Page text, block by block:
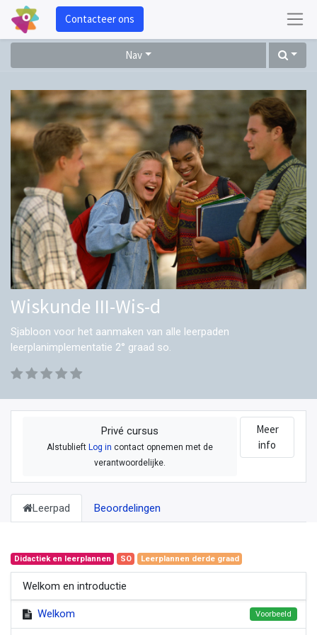
Contacteer ons
Nav
Wiskunde III-Wis-d
Sjabloon voor het aanmaken van alle leerpaden
leerplanimplementatie 2° graad so.
Privé cursus
AlstublieftLog in contact opnemen met de
verantwoordelijke.
Meer
info
Leerpad Beoordelingen
Didactiek en leerplannen SO Leerplannen derde graad
Welkom en introductie
Welkom Voorbeeld